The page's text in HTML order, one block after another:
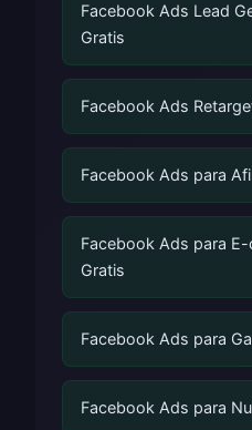
Facebook Ads Lead
Gratis
Facebook Ads
Facebook Ads para
Facebook Ads para
Gratis
Facebook Ads para
Facebook Ads para